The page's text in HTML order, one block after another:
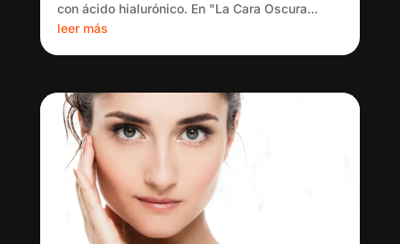
con ácido hialurónico. En "La Cara Oscura...
leer más